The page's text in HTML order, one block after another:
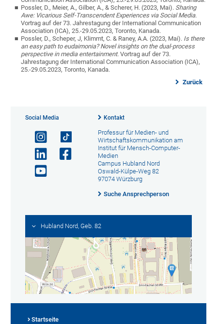
Possler, D., Meier, A., Gilber, A., & Scherer, H. (2023, Mai). Sharing
Awe: Vicarious Self-Transcendent Experiences via Social Media.
Vortrag auf der 73. Jahrestagung der International Communication
Association (ICA), 25.-29.05.2023, Toronto, Kanada.
Possler, D., Scheper, J, Klimmt, C. & Raney, A.A. (2023, Mai). Is there
an easy path to eudaimonia? Novel insights on the dual-process
perspective in media entertainment. Vortrag auf der 73.
Jahrestagung der International Communication Association (ICA),
25.-29.05.2023, Toronto, Kanada.
Zurück
Social Media Kontakt
Professur für Medien- und
Wirtschaftskommunikation am
Institut für Mensch-Computer-
Medien
Campus Hubland Nord
Oswald-Külpe-Weg 82
97074 Würzburg
Suche Ansprechperson
Hubland Nord, Geb. 82
Startseite